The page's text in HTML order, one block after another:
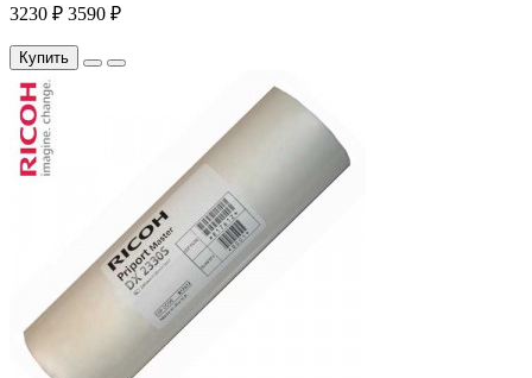
3230 ₽ 3590 ₽
Купить